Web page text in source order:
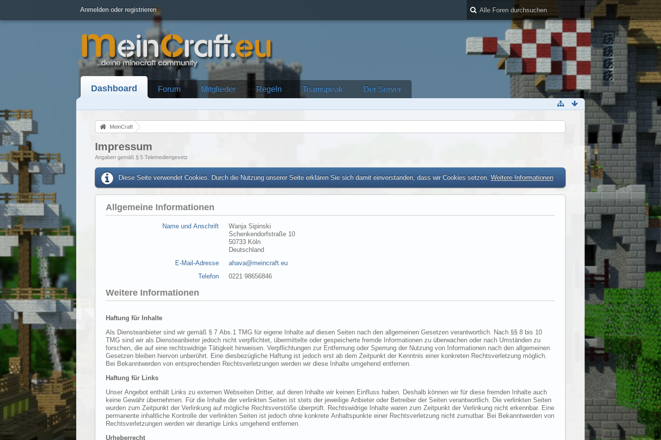
Anmelden oder registrieren
Dashboard Forum Mitglieder Regeln Teamspeak Der Server
MeinCraft
Impressum
Angaben gemäß § 5 Telemediengesetz
Diese Seite verwendet Cookies. Durch die Nutzung unserer Seite erklären Sie sich damit einverstanden, dass wir Cookies setzen. Weitere Informationen
Allgemeine Informationen
Name und Anschrift
Wanja Sipinski
Schenkendorfstraße 10
50733 Köln
Deutschland
E-Mail-Adresse
ahava@meincraft.eu
Telefon
0221 98656846
Weitere Informationen
Haftung für Inhalte
Als Diensteanbieter sind wir gemäß § 7 Abs.1 TMG für eigene Inhalte auf diesen Seiten nach den allgemeinen Gesetzen verantwortlich. Nach §§ 8 bis 10
TMG sind wir als Diensteanbieter jedoch nicht verpflichtet, übermittelte oder gespeicherte fremde Informationen zu überwachen oder nach Umständen zu
forschen, die auf eine rechtswidrige Tätigkeit hinweisen. Verpflichtungen zur Entfernung oder Sperrung der Nutzung von Informationen nach den allgemeinen
Gesetzen bleiben hiervon unberührt. Eine diesbezügliche Haftung ist jedoch erst ab dem Zeitpunkt der Kenntnis einer konkreten Rechtsverletzung möglich.
Bei Bekanntwerden von entsprechenden Rechtsverletzungen werden wir diese Inhalte umgehend entfernen.
Haftung für Links
Unser Angebot enthält Links zu externen Webseiten Dritter, auf deren Inhalte wir keinen Einfluss haben. Deshalb können wir für diese fremden Inhalte auch
keine Gewähr übernehmen. Für die Inhalte der verlinkten Seiten ist stets der jeweilige Anbieter oder Betreiber der Seiten verantwortlich. Die verlinkten Seiten
wurden zum Zeitpunkt der Verlinkung auf mögliche Rechtsverstöße überprüft. Rechtswidrige Inhalte waren zum Zeitpunkt der Verlinkung nicht erkennbar. Eine
permanente inhaltliche Kontrolle der verlinkten Seiten ist jedoch ohne konkrete Anhaltspunkte einer Rechtsverletzung nicht zumutbar. Bei Bekanntwerden von
Rechtsverletzungen werden wir derartige Links umgehend entfernen.
Urheberrecht